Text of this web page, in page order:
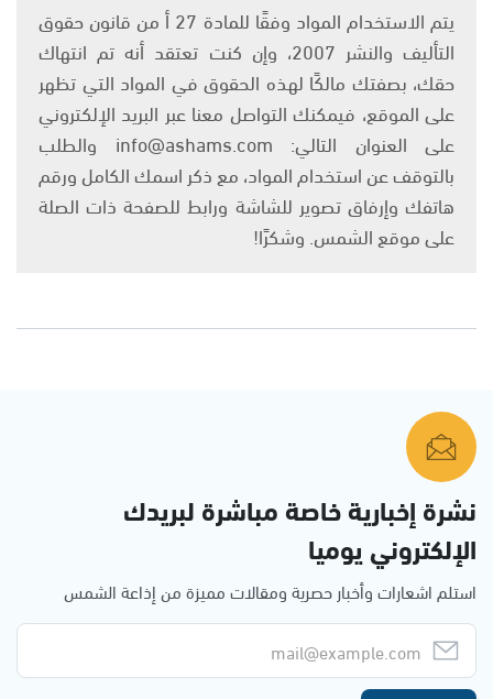
يتم الاستخدام المواد وفقًا للمادة 27 أ من قانون حقوق
التأليف والنشر 2007، وإن كنت تعتقد أنه تم انتهاك
حقك، بصفتك مالكًا لهذه الحقوق في المواد التي تظهر
على الموقع، فيمكنك التواصل معنا عبر البريد الإلكتروني
على العنوان التالي: info@ashams.com والطلب
بالتوقف عن استخدام المواد، مع ذكر اسمك الكامل ورقم
هاتفك وإرفاق تصوير للشاشة ورابط للصفحة ذات الصلة
على موقع الشمس. وشكرًا!
نشرة إخبارية خاصة مباشرة لبريدك
الإلكتروني يوميا
استلم اشعارات وأخبار حصرية ومقالات مميزة من إذاعة الشمس